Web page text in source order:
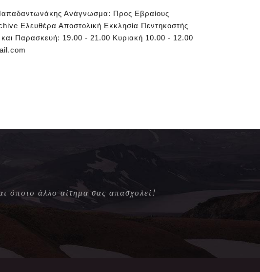
Ανάγνωσμα: Προς Εβραίους
Ελευθέρα Αποστολική Εκκλησία Πεντηκοστής
Παρασκευή: 19.00 - 21.00 Κυριακή 10.00 - 12.00
όποιο άλλο αίτημα σας απασχολεί!